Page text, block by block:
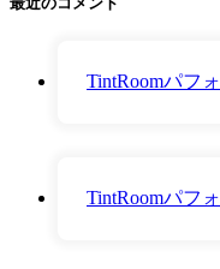
TintRoomパフ
TintRoomパフ